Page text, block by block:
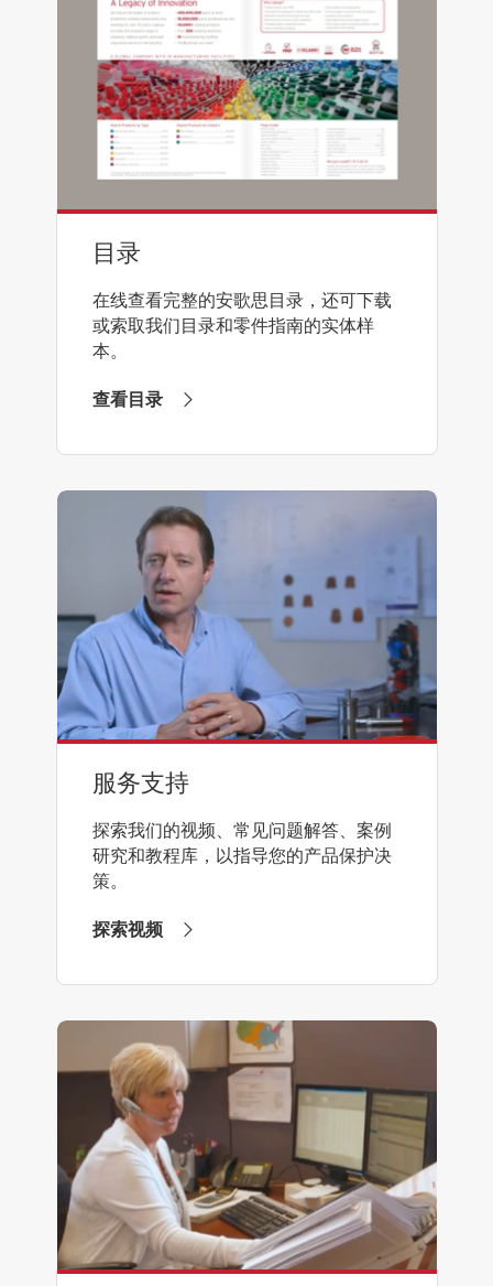
目录
在线查看完整的安歌思目录，还可下载
或索取我们目录和零件指南的实体样
本。
查看目录
服务支持
探索我们的视频、常见问题解答、案例
研究和教程库，以指导您的产品保护决
策。
探索视频